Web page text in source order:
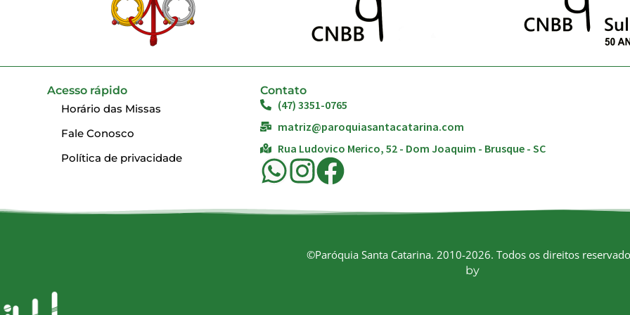
Acesso rápido
Horário das Missas
Fale Conosco
Política de privacidade
Contato
(47) 3351-0765
matriz@paroquiasantacatarina.com
Rua Ludovico Merico, 52 - Dom Joaquim - Brusque - SC
©Paróquia Santa Catarina. 2010-2026. Todos os direitos
by